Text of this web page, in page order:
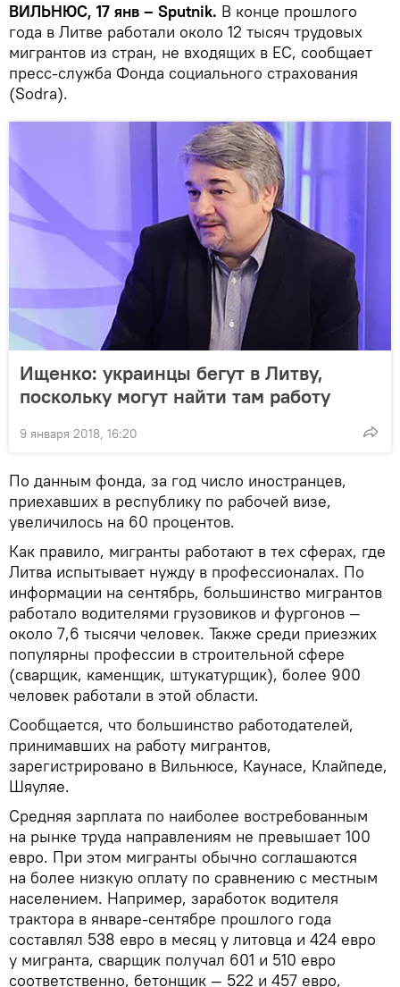
ВИЛЬНЮС, 17 янв – Sputnik. В конце прошлого
года в Литве работали около 12 тысяч трудовых
мигрантов из стран, не входящих в ЕС, сообщает
пресс-служба Фонда социального страхования
(Sodra).
Ищенко: украинцы бегут в Литву,
поскольку могут найти там работу
9 января 2018, 16:20
По данным фонда, за год число иностранцев,
приехавших в республику по рабочей визе,
увеличилось на 60 процентов.
Как правило, мигранты работают в тех сферах, где
Литва испытывает нужду в профессионалах. По
информации на сентябрь, большинство мигрантов
работало водителями грузовиков и фургонов —
около 7,6 тысячи человек. Также среди приезжих
популярны профессии в строительной сфере
(сварщик, каменщик, штукатурщик), более 900
человек работали в этой области.
Сообщается, что большинство работодателей,
принимавших на работу мигрантов,
зарегистрировано в Вильнюсе, Каунасе, Клайпеде,
Шяуляе.
Средняя зарплата по наиболее востребованным
на рынке труда направлениям не превышает 100
евро. При этом мигранты обычно соглашаются
на более низкую оплату по сравнению с местным
населением. Например, заработок водителя
трактора в январе-сентябре прошлого года
составлял 538 евро в месяц у литовца и 424 евро
у мигранта, сварщик получал 601 и 510 евро
соответственно, бетонщик — 522 и 457 евро,